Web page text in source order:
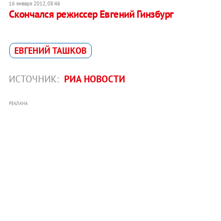
16 января 2012, 08:46
Скончался режиссер Евгений Гинзбург
ЕВГЕНИЙ ТАШКОВ
ИСТОЧНИК: РИА НОВОСТИ
РЕКЛАМА